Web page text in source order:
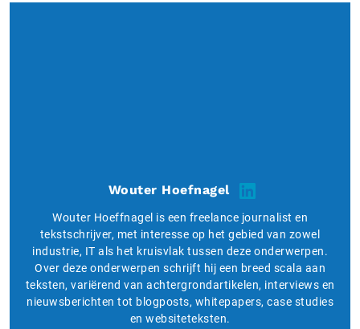
Wouter Hoefnagel
Wouter Hoeffnagel is een freelance journalist en
tekstschrijver, met interesse op het gebied van zowel
industrie, IT als het kruisvlak tussen deze onderwerpen.
Over deze onderwerpen schrijft hij een breed scala aan
teksten, variërend van achtergrondartikelen, interviews en
nieuwsberichten tot blogposts, whitepapers, case studies
en websiteteksten.